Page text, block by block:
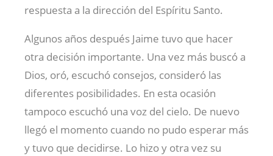
respuesta a la dirección del Espíritu Santo.
Algunos años después Jaime tuvo que hacer
otra decisión importante. Una vez más buscó a
Dios, oró, escuchó consejos, consideró las
diferentes posibilidades. En esta ocasión
tampoco escuchó una voz del cielo. De nuevo
llegó el momento cuando no pudo esperar más
y tuvo que decidirse. Lo hizo y otra vez su